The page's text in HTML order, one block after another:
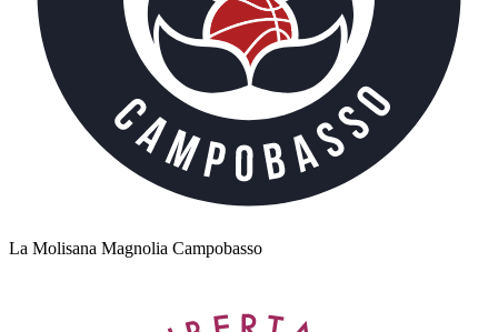
La Molisana Magnolia Campobasso